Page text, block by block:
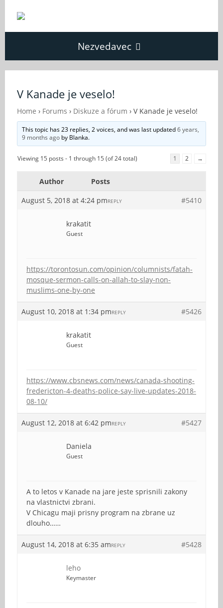
Nezvedavec
Fórum
O Nezvědavci
V Kanade je veselo!
Home › Forums › Diskuze a fórum › V Kanade je veselo!
This topic has 23 replies, 2 voices, and was last updated6 years,
9 months ago by Blanka.
Viewing 15 posts - 1 through 15 (of 24 total) 1 2 →
Author
Posts
August 5, 2018 at 4:24 pm
#5410
REPLY
krakatit
Guest
https://torontosun.com/opinion/columnists/fatah-
mosque-sermon-calls-on-allah-to-slay-non-
muslims-one-by-one
August 10, 2018 at 1:34 pm #5426
REPLY
krakatit
Guest
https://www.cbsnews.com/news/canada-shooting-
fredericton-4-deaths-police-say-live-updates-2018-
08-10/
August 12, 2018 at 6:42 pm #5427
REPLY
Daniela
Guest
A to letos v Kanade na jare jeste sprisnili zakony
na vlastnictvi zbrani.
V Chicagu maji prisny program na zbrane uz
dlouho……
August 14, 2018 at 6:35 am #5428
REPLY
leho
Keymaster